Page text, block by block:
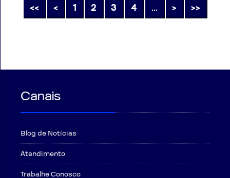
<< < 1 2 3 4 ... > >>
Canais
Blog de Notícias
Atendimento
Trabalhe Conosco